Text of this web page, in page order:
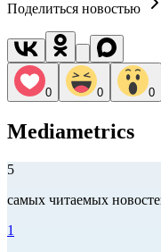
Поделиться новостью
0 0 0
Mediametrics
5
самых читаемых
1